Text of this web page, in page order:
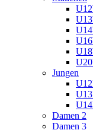
Jungen
Damen 2
Damen 3